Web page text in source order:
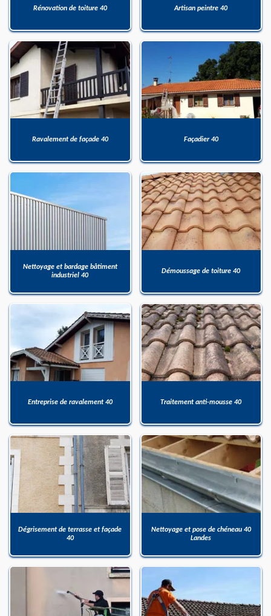
Rénovation de toiture 40 Artisan peintre 40
Ravalement de façade 40 Façadier 40
Nettoyage et bardage bâtiment
industriel 40
Démoussage de toiture 40
Entreprise de ravalement 40 Traitement anti-mousse 40
Dégrisement de terrasse et façade
40
Nettoyage et pose de chéneau 40
Landes